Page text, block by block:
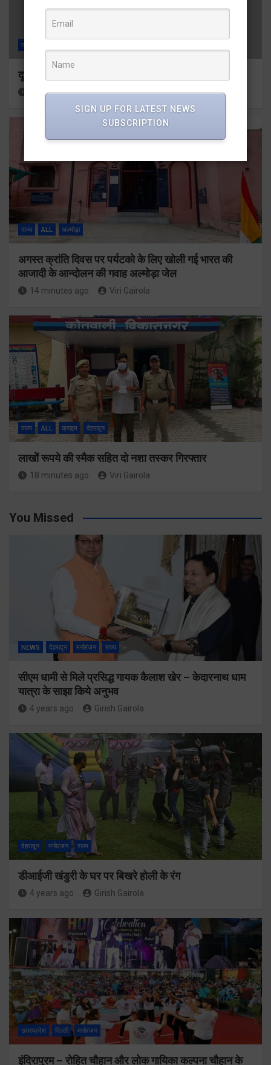
राज्य
दून मेडिकल कॉलेज इमरजेंसी में दो गुटों में मारपीट
10 minutes ago Viri Gairola
राज्य ALL अल्मोड़ा
अगस्त क्रांति दिवस पर पर्यटको के लिए खोली गई भारत की
आजादी के आन्दोलन की गवाह अल्मोड़ा जेल
14 minutes ago Viri Gairola
राज्य ALL क्राइम देहरादून
लाखोें रूपये की स्मैक सहित दो नशा तस्कर गिरफ्तार
18 minutes ago Viri Gairola
You Missed
NEWS देहरादून मनोरंजन राज्य
सीएम धामी से मिले प्रसिद्ध गायक कैलाश खेर – केदारनाथ धाम
यात्रा के साझा किये अनुभव
4 years ago Girish Gairola
देहरादून मनोरंजन राज्य
डीआईजी खंडुरी के घर पर बिखरे होली के रंग
4 years ago Girish Gairola
उत्तरप्रदेश दिल्ली मनोरंजन
इंदिरापुरम – रोहित चौहान और लोक गायिका कल्पना चौहान के
SIGN UP FOR LATEST NEWS
SUBSCRIPTION